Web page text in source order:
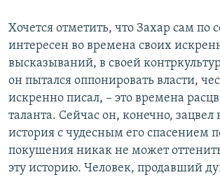
Хочется отметить, что Захар сам по
интересен во времена своих
высказываний, в своей
он пытался оппонировать власти,
искренно писал, – это времена
таланта. Сейчас он, конечно, зацвел
история с чудесным его спасением
покушения никак не может
эту историю. Человек, продавший